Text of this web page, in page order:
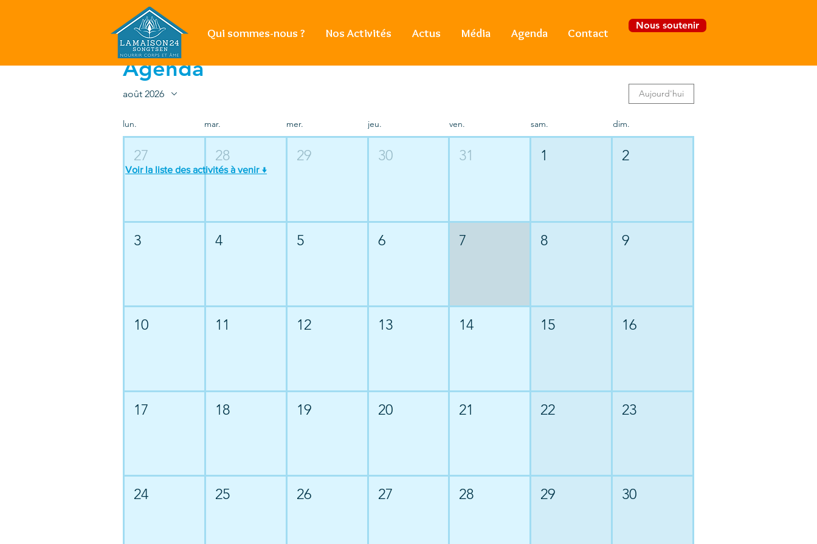
Agenda
août 2026 Aujourd'hui
lun. mar. mer. jeu. ven. sam. dim.
27 28 29 30 31 1 2
3 4 5 6 7 8 9
10 11 12 13 14 15 16
17 18 19 20 21 22 23
24 25 26 27 28 29 30
Voir la liste des activités à venir ↓
Qui sommes-nous ? Nos Activités Actus Média Agenda Contact
Nous soutenir